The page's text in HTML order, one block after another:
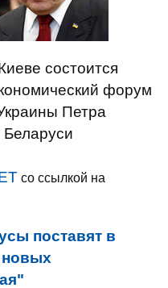
состоится
форум
Петра
со ссылкой на
поставят в
новых